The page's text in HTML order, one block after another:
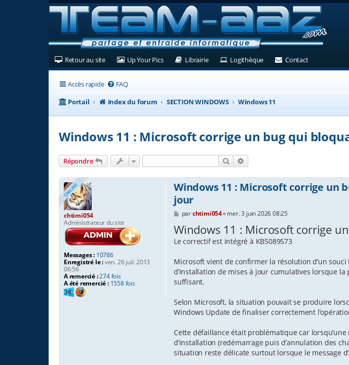
Retour au site(Ouvre un nouvel onglet)
Up Your Pics(Ouvre un nouvel onglet)
Librairie(Ouvre un nouvel onglet)
Logithèque(Ouvre un nouvel onglet)
Contact(Ouvre un
Accès rapide FAQ
Portail
Index du forum SECTION WINDOWS Windows 11
Windows 11 : Microsoft corrige un bug qui
Répondre Rechercher
chtimi054
Administrateur du site
Messages : 10786
Enregistré le :ven. 26 juil. 2013
06:56
A remercié :274 fois
A été remercié : 1558 fois
Windows 11 : Microsoft corrige un
jour
M
e
s
s
a
parchtimi054»mer. 3 juin 2026 08:25
Windows 11 : Microsoft corrige
Le correctif est intégré à KB5089573
Microsoft vient de confirmer la résolution d’un
d’installation de mises à jour cumulatives lorsque la
suffisant.
Selon Microsoft, la situation pouvait se produire
Windows Update de finaliser correctement
Cette défaillance était problématique car
d’installation (redémarrage puis d’annulation des
situation reste délicate surtout lorsque le message